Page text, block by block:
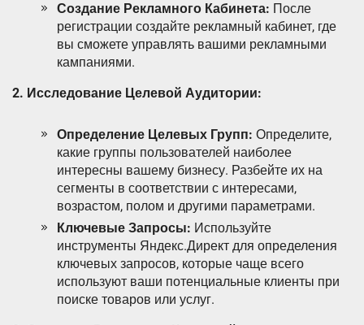
Создание Рекламного Кабинета: После
регистрации создайте рекламный кабинет, где
вы сможете управлять вашими рекламными
кампаниями.
2. Исследование Целевой Аудитории:
Определение Целевых Групп: Определите,
какие группы пользователей наиболее
интересны вашему бизнесу. Разбейте их на
сегменты в соответствии с интересами,
возрастом, полом и другими параметрами.
Ключевые Запросы: Используйте
инструменты Яндекс.Директ для определения
ключевых запросов, которые чаще всего
используют ваши потенциальные клиенты при
поиске товаров или услуг.